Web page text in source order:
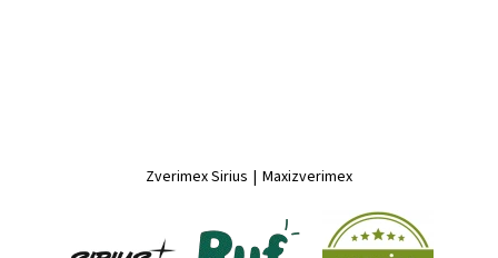
Zverimex Sirius | Maxizverimex